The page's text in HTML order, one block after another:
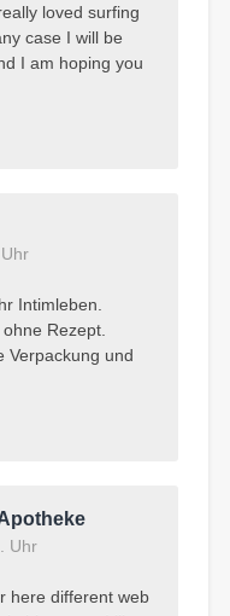
loved surfing
case I will be
I am hoping you
Intimleben.
Rezept.
Verpackung und
Uhr
here different web